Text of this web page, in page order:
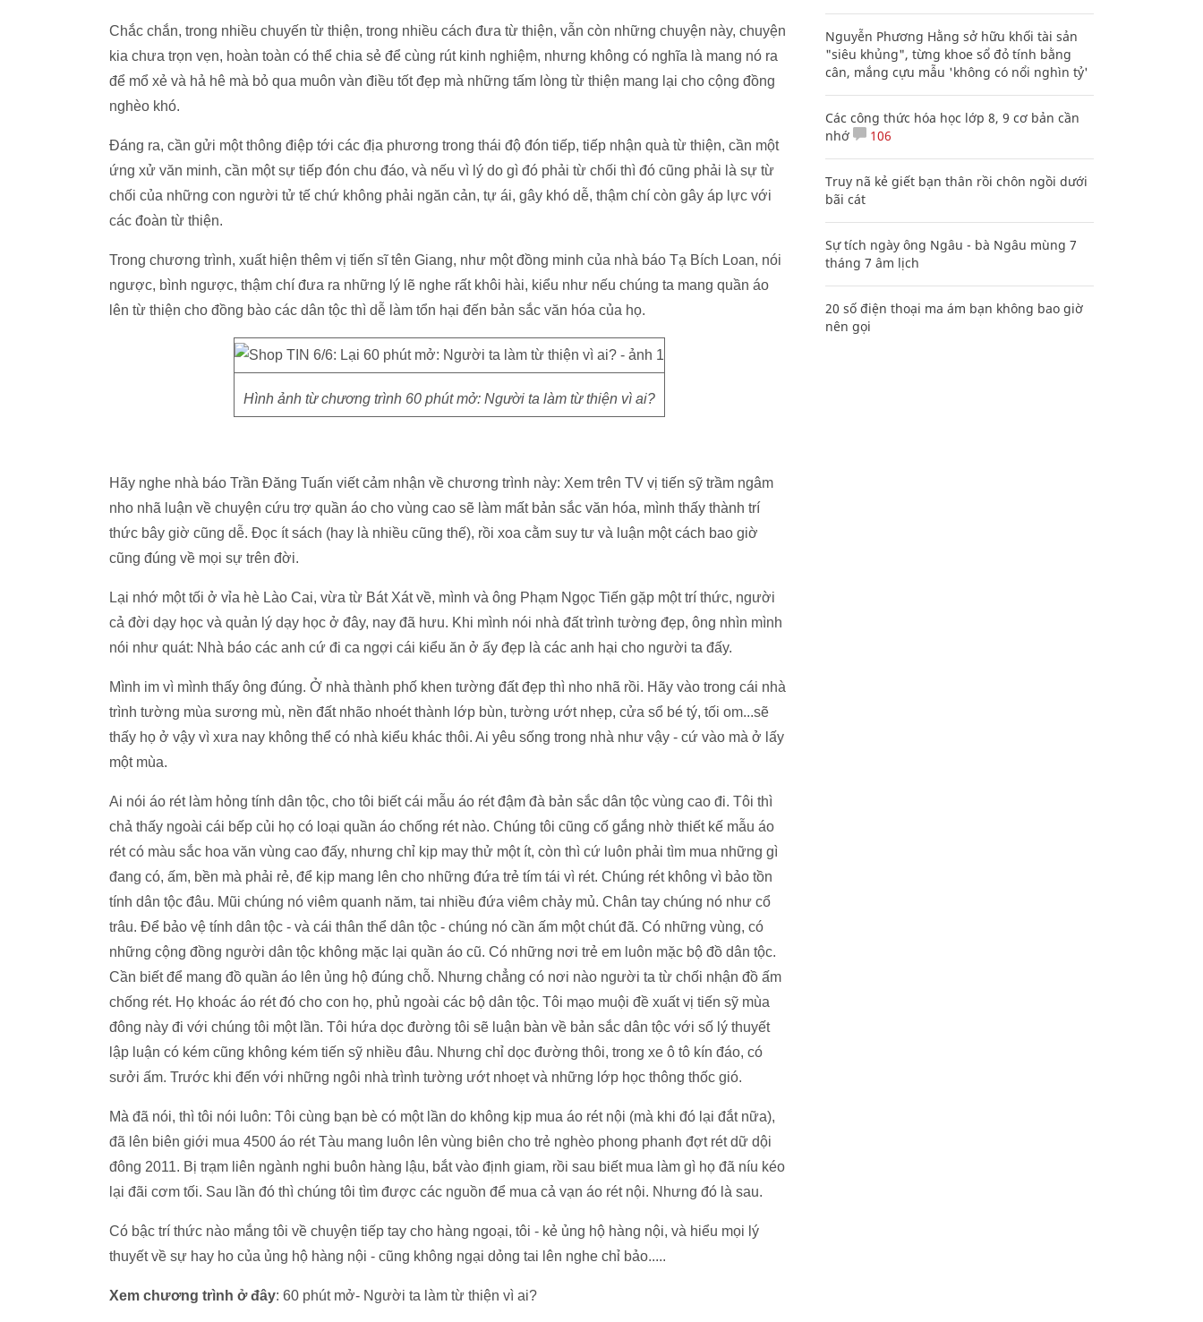
Chắc chắn, trong nhiều chuyến từ thiện, trong nhiều cách đưa từ thiện, vẫn còn những chuyện này, chuyện
kia chưa trọn vẹn, hoàn toàn có thể chia sẻ để cùng rút kinh nghiệm, nhưng không có nghĩa là mang nó ra
để mổ xẻ và hả hê mà bỏ qua muôn vàn điều tốt đẹp mà những tấm lòng từ thiện mang lại cho cộng đồng
nghèo khó.
Đáng ra, cần gửi một thông điệp tới các địa phương trong thái độ đón tiếp, tiếp nhận quà từ thiện, cần một
ứng xử văn minh, cần một sự tiếp đón chu đáo, và nếu vì lý do gì đó phải từ chối thì đó cũng phải là sự từ
chối của những con người tử tế chứ không phải ngăn cản, tự ái, gây khó dễ, thậm chí còn gây áp lực với
các đoàn từ thiện.
Trong chương trình, xuất hiện thêm vị tiến sĩ tên Giang, như một đồng minh của nhà báo Tạ Bích Loan, nói
ngược, bình ngược, thậm chí đưa ra những lý lẽ nghe rất khôi hài, kiểu như nếu chúng ta mang quần áo
lên từ thiện cho đồng bào các dân tộc thì dễ làm tổn hại đến bản sắc văn hóa của họ.
Hình ảnh từ chương trình 60 phút mở: Người ta làm từ thiện vì ai?
Hãy nghe nhà báo Trần Đăng Tuấn viết cảm nhận về chương trình này: Xem trên TV vị tiến sỹ trầm ngâm
nho nhã luận về chuyện cứu trợ quần áo cho vùng cao sẽ làm mất bản sắc văn hóa, mình thấy thành trí
thức bây giờ cũng dễ. Đọc ít sách (hay là nhiều cũng thế), rồi xoa cằm suy tư và luận một cách bao giờ
cũng đúng về mọi sự trên đời.
Lại nhớ một tối ở vỉa hè Lào Cai, vừa từ Bát Xát về, mình và ông Phạm Ngọc Tiến gặp một trí thức, người
cả đời dạy học và quản lý dạy học ở đây, nay đã hưu. Khi mình nói nhà đất trình tường đẹp, ông nhìn mình
nói như quát: Nhà báo các anh cứ đi ca ngợi cái kiểu ăn ở ấy đẹp là các anh hại cho người ta đấy.
Mình im vì mình thấy ông đúng. Ở nhà thành phố khen tường đất đẹp thì nho nhã rồi. Hãy vào trong cái nhà
trình tường mùa sương mù, nền đất nhão nhoét thành lớp bùn, tường ướt nhẹp, cửa sổ bé tý, tối om...sẽ
thấy họ ở vậy vì xưa nay không thể có nhà kiểu khác thôi. Ai yêu sống trong nhà như vậy - cứ vào mà ở lấy
một mùa.
Ai nói áo rét làm hỏng tính dân tộc, cho tôi biết cái mẫu áo rét đậm đà bản sắc dân tộc vùng cao đi. Tôi thì
chả thấy ngoài cái bếp củi họ có loại quần áo chống rét nào. Chúng tôi cũng cố gắng nhờ thiết kế mẫu áo
rét có màu sắc hoa văn vùng cao đấy, nhưng chỉ kịp may thử một ít, còn thì cứ luôn phải tìm mua những gì
đang có, ấm, bền mà phải rẻ, để kịp mang lên cho những đứa trẻ tím tái vì rét. Chúng rét không vì bảo tồn
tính dân tộc đâu. Mũi chúng nó viêm quanh năm, tai nhiều đứa viêm chảy mủ. Chân tay chúng nó như cổ
trâu. Để bảo vệ tính dân tộc - và cái thân thể dân tộc - chúng nó cần ấm một chút đã. Có những vùng, có
những cộng đồng người dân tộc không mặc lại quần áo cũ. Có những nơi trẻ em luôn mặc bộ đồ dân tộc.
Cần biết để mang đồ quần áo lên ủng hộ đúng chỗ. Nhưng chẳng có nơi nào người ta từ chối nhận đồ ấm
chống rét. Họ khoác áo rét đó cho con họ, phủ ngoài các bộ dân tộc. Tôi mạo muội đề xuất vị tiến sỹ mùa
đông này đi với chúng tôi một lần. Tôi hứa dọc đường tôi sẽ luận bàn về bản sắc dân tộc với số lý thuyết
lập luận có kém cũng không kém tiến sỹ nhiều đâu. Nhưng chỉ dọc đường thôi, trong xe ô tô kín đáo, có
sưởi ấm. Trước khi đến với những ngôi nhà trình tường ướt nhoẹt và những lớp học thông thốc gió.
Mà đã nói, thì tôi nói luôn: Tôi cùng bạn bè có một lần do không kịp mua áo rét nội (mà khi đó lại đắt nữa),
đã lên biên giới mua 4500 áo rét Tàu mang luôn lên vùng biên cho trẻ nghèo phong phanh đợt rét dữ dội
đông 2011. Bị trạm liên ngành nghi buôn hàng lậu, bắt vào định giam, rồi sau biết mua làm gì họ đã níu kéo
lại đãi cơm tối. Sau lần đó thì chúng tôi tìm được các nguồn để mua cả vạn áo rét nội. Nhưng đó là sau.
Có bậc trí thức nào mắng tôi về chuyện tiếp tay cho hàng ngoại, tôi - kẻ ủng hộ hàng nội, và hiểu mọi lý
thuyết về sự hay ho của ủng hộ hàng nội - cũng không ngại dỏng tai lên nghe chỉ bảo.....
Xem chương trình ở đây: 60 phút mở- Người ta làm từ thiện vì ai?
Nguyễn Phương Hằng sở hữu khối tài sản
"siêu khủng", từng khoe sổ đỏ tính bằng
cân, mắng cựu mẫu 'không có nổi nghìn tỷ'
Các công thức hóa học lớp 8, 9 cơ bản cần
nhớ
106
Truy nã kẻ giết bạn thân rồi chôn ngồi dưới
bãi cát
Sự tích ngày ông Ngâu - bà Ngâu mùng 7
tháng 7 âm lịch
20 số điện thoại ma ám bạn không bao giờ
nên gọi